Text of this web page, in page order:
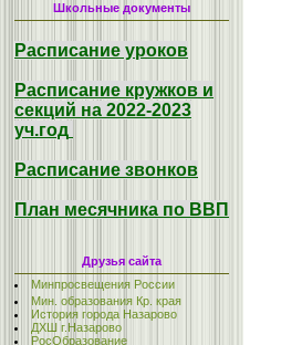
Школьные документы
Расписание уроков
Расписание кружков и
секций на 2022-2023
уч.год
Расписание звонков
План месячника по ВВП
Друзья сайта
Минпросвещения России
Мин. образования Кр. края
История города Назарово
ДХШ г.Назарово
РосОбразование